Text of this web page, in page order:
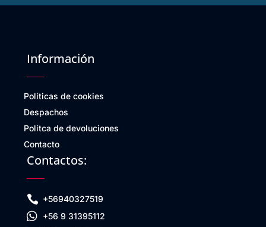
Información
Políticas de cookies
Despachos
Polítca de devoluciones
Contacto
Contactos:
 +56940327519
 +56 9 31395112